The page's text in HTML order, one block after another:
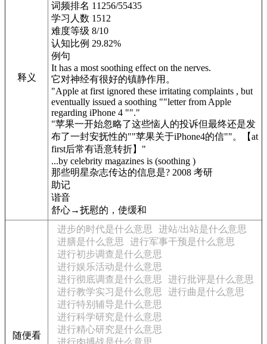
释义
词频排名 11256/55435
学习人数 1512
难度等级 8/10
认知比例 29.82%
例句
It has a most soothing effect on the nerves.
它对神经有很好的镇静作用。
"Apple at first ignored these irritating complaints , but
eventually issued a soothing ""letter from Apple
regarding iPhone 4 ""."
"苹果一开始忽略了这些恼人的投诉但最终还是发
布了一封安抚性的""苹果关于iPhone4的信""。【at
first后常有语意转折】"
...by celebrity magazines is (soothing )
那些明星杂志传达的信息是? 2008 考研
助记
谐音
舒心→抚慰的，使缓和
随便看
进步的时代是什么意思
进站/出站是什么意思
进膳是什么意思
进行军事干预是什么意思
进行初步调查是什么意思
进行娱乐活动是什么意思
进行彻底调查是什么意思
进行批评是什么意思
进行教学实习是什么意思
进行曲是什么意思
进行特别辅导是什么意思
进行科学研究是什么意思
进行精心研究是什么意思
进行肉搏战是什么意思